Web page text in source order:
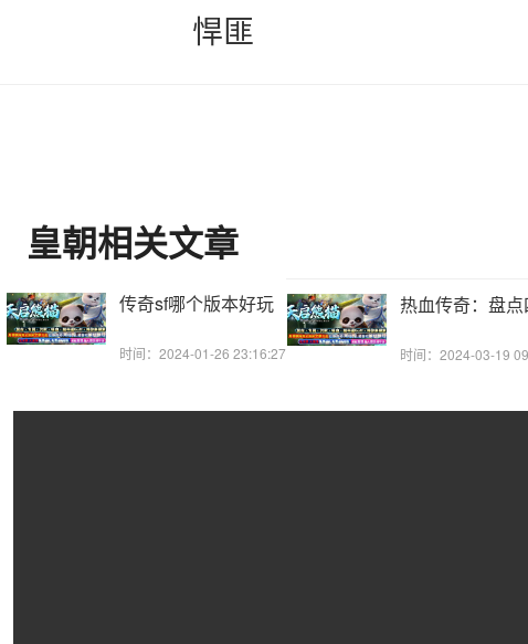
悍匪
皇朝相关文章
传奇sf哪个版本好玩
时间：2024-01-26 23:16:27
热血传奇：盘
时间：2024-03-19